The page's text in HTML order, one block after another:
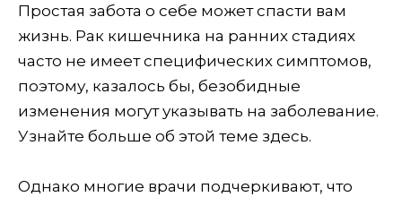
Простая забота о себе может спасти вам
жизнь. Рак кишечника на ранних стадиях
часто не имеет специфических симптомов,
поэтому, казалось бы, безобидные
изменения могут указывать на заболевание.
Узнайте больше об этой теме здесь.
Однако многие врачи подчеркивают, что